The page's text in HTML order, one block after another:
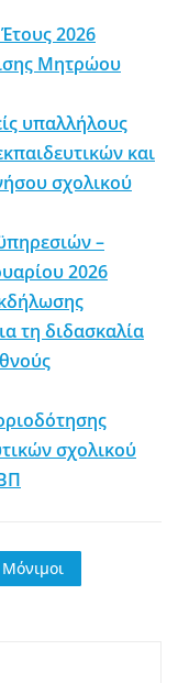
2026
Μητρώου
υπαλλήλους
και
σχολικού
–
2026
τη διδασκαλία
σχολικού
Μόνιμοι